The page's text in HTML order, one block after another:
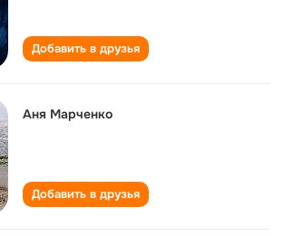
Добавить в друзья
Аня Марченко
Добавить в друзья